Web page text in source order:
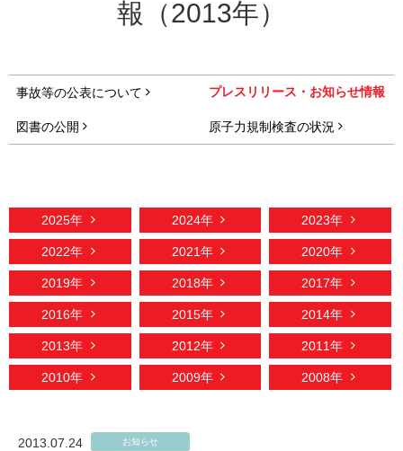
報（2013年）
事故等の公表について プレスリリース・お知らせ情報
図書の公開 原子力規制検査の状況
2025年 2024年 2023年
2022年 2021年 2020年
2019年 2018年 2017年
2016年 2015年 2014年
2013年 2012年 2011年
2010年 2009年 2008年
2013.07.24 お知らせ